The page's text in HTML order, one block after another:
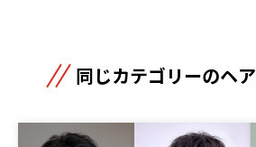
同じカテゴリーのヘ